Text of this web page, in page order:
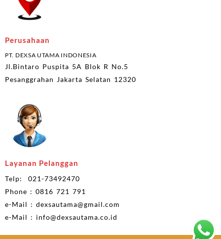
Perusahaan
PT. DEXSA UTAMA INDONESIA
Jl.Bintaro Puspita 5A Blok R No.5
Pesanggrahan Jakarta Selatan 12320
Layanan Pelanggan
Telp: 021-73492470
Phone : 0816 721 791
e-Mail : dexsautama@gmail.com
e-Mail : info@dexsautama.co.id